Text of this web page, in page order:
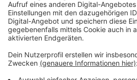
Anzeige